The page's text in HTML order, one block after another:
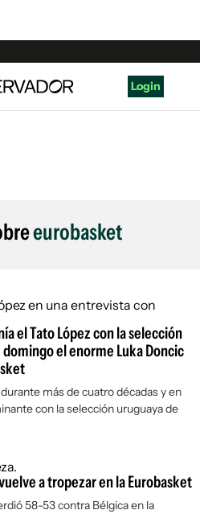
Login
eurobasket
el Tato López con la selección
el enorme Luka Doncic
más de cuatro décadas y en
con la selección uruguaya de
a tropezar en la Eurobasket
58-53 contra Bélgica en la